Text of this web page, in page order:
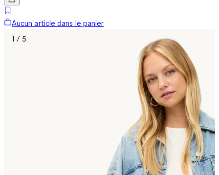
Aucun article dans le panier
1 / 5